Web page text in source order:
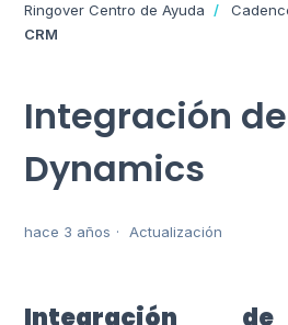
Ringover Centro de Ayuda
CRM
Integración
Dynamics
hace 3 años Actualización